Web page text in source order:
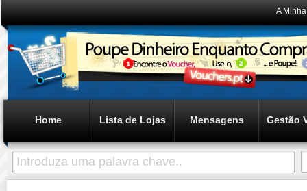
A
Home Lista de Lojas Mensagens Gestão